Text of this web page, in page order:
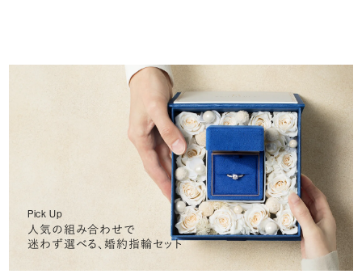
Pick Up
人気の組み合わせで
迷わず選べる、婚約指輪セット